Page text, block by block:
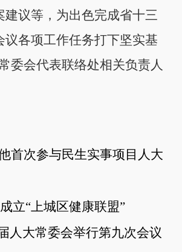
建议等，为出色完成省十三
议各项工作任务打下坚实基
委会代表联络处相关负责人
首次参与民生实事项目人大
立“上城区健康联盟”
人大常委会举行第九次会议